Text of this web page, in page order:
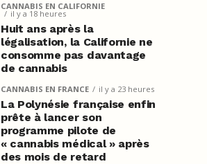
CANNABIS EN CALIFORNIE
il y a 18 heures
Huit ans après la
légalisation, la Californie ne
consomme pas davantage
de cannabis
CANNABIS EN FRANCE il y a 23 heures
La Polynésie française enfin
prête à lancer son
programme pilote de
« cannabis médical » après
des mois de retard